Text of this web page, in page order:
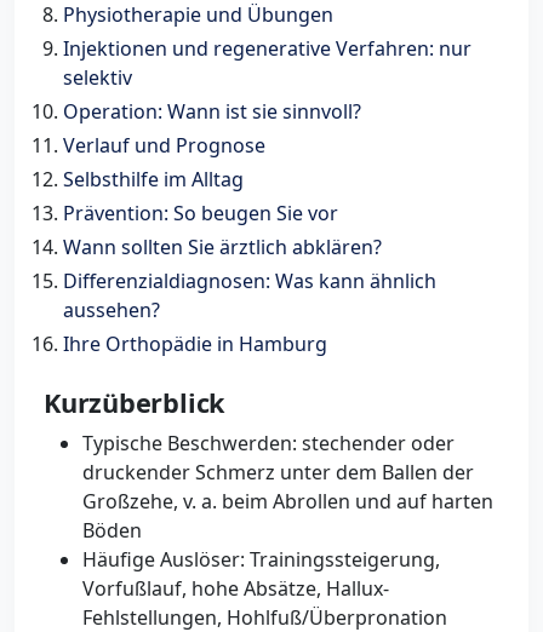
Physiotherapie und Übungen
Injektionen und regenerative Verfahren: nur
selektiv
Operation: Wann ist sie sinnvoll?
Verlauf und Prognose
Selbsthilfe im Alltag
Prävention: So beugen Sie vor
Wann sollten Sie ärztlich abklären?
Differenzialdiagnosen: Was kann ähnlich
aussehen?
Ihre Orthopädie in Hamburg
Kurzüberblick
Typische Beschwerden: stechender oder
druckender Schmerz unter dem Ballen der
Großzehe, v. a. beim Abrollen und auf harten
Böden
Häufige Auslöser: Trainingssteigerung,
Vorfußlauf, hohe Absätze, Hallux-
Fehlstellungen, Hohlfuß/Überpronation